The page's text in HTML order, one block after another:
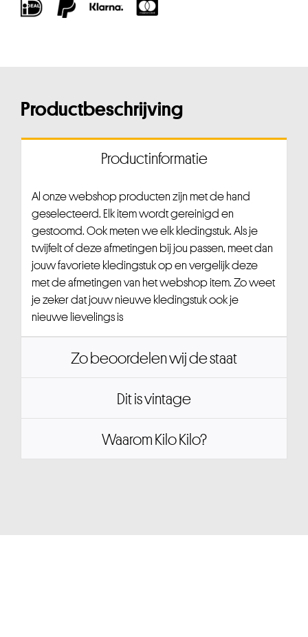
Productbeschrijving
Productinformatie
Al onze webshop producten zijn met de hand
geselecteerd. Elk item wordt gereinigd en
gestoomd. Ook meten we elk kledingstuk. Als je
twijfelt of deze afmetingen bij jou passen, meet dan
jouw favoriete kledingstuk op en vergelijk deze
met de afmetingen van het webshop item. Zo weet
je zeker dat jouw nieuwe kledingstuk ook je
nieuwe lievelings is
Zo beoordelen wij de staat
Dit is vintage
Waarom Kilo Kilo?